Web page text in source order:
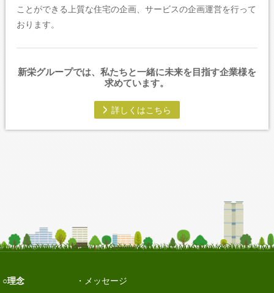
ことができる上質な住宅の企画、サービスの企画運営を行って
おります。
新栄グループでは、私たちと一緒に未来を目指す企業様を
求めています。
詳しくはこちら
理念 メッセージ